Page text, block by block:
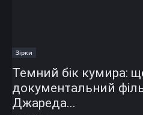
Зірки
Темний бік кумира:
документальний
Джареда...